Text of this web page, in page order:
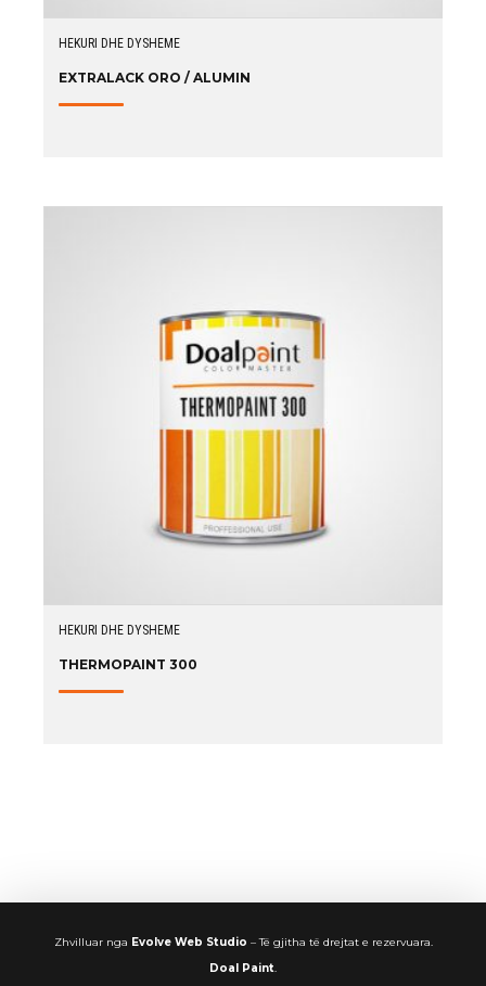
HEKURI DHE DYSHEME
EXTRALACK ORO / ALUMIN
HEKURI DHE DYSHEME
THERMOPAINT 300
Zhvilluar nga Evolve Web Studio – Të gjitha të drejtat e rezervuara.
Doal Paint.